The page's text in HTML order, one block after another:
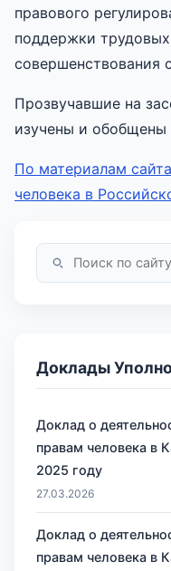
правового
поддержки
совершенствования
Прозвучавшие на
изучены и
По материалам
человека в
Доклады
Доклад о
правам человека в
2025 году
27.03.2026
Доклад о
правам человека в